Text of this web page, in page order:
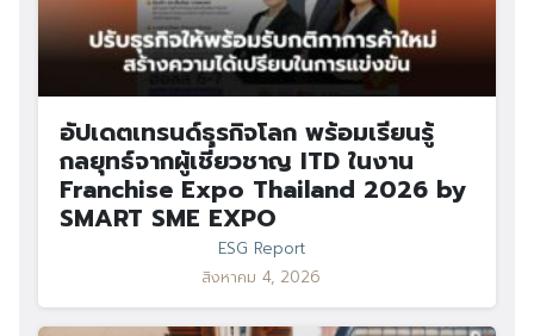
อัปเดตเทรนด์ธุรกิจโลก พร้อมเรียนรู้
กลยุทธ์จากผู้เชี่ยวชาญ ITD ในงาน
Franchise Expo Thailand 2026 by
SMART SME EXPO
ESG Report
สิงหาคม 4, 2026